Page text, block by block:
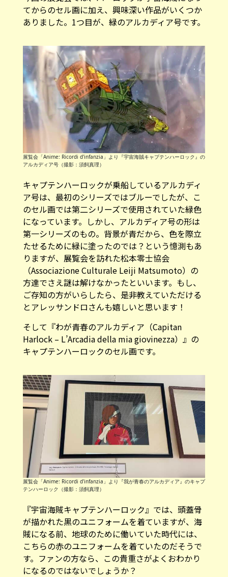
てからのセル画に加え、興味深い作品がいくつか
ありました。1つ目が、緑のアルカディア号です。
展覧会「Anime: Ricordi d'infanzia」より『宇宙海賊キャプテンハーロック』の
アルカディア号（撮影：須飼真理）
キャプテンハーロックが乗船しているアルカディ
ア号は、最初のシリーズではブルーでしたが、こ
のセル画では第二シリーズで使用されていた緑色
になっています。しかし、アルカディア号の形は
第一シリーズのもの。背景が青だから、色を際立
たせるために緑に塗ったのでは？という憶測もあ
りますが、展覧会を訪れた松本零士協会
（Associazione Culturale Leiji Matsumoto）の
方達でさえ謎は解けなかったといいます。もし、
ご存知の方がいらしたら、是非教えていただける
とアレッサンドロさんも嬉しいと思います！
そして『わが青春のアルカディア（Capitan
Harlock – L’Arcadia della mia giovinezza）』の
キャプテンハーロックのセル画です。
展覧会「Anime: Ricordi d'infanzia」より『我が青春のアルカディア』のキャプ
テンハーロック（撮影：須飼真理）
『宇宙海賊キャプテンハーロック』では、頭蓋骨
が描かれた黒のユニフォームを着ていますが、海
賊になる前、地球のために働いていた時代には、
こちらの赤のユニフォームを着ていたのだそうで
す。ファンの方なら、この貴重さがよくおわかり
になるのではないでしょうか？